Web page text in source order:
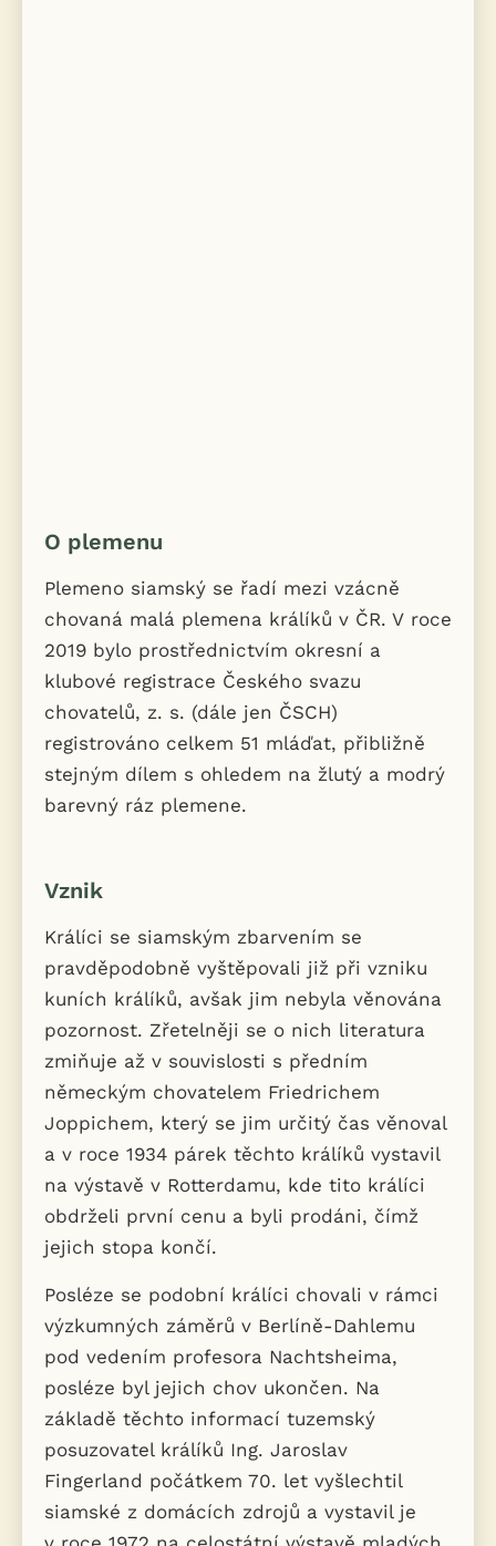
O plemenu
Plemeno siamský se řadí mezi vzácně
chovaná malá plemena králíků v ČR. V roce
2019 bylo prostřednictvím okresní a
klubové registrace Českého svazu
chovatelů, z. s. (dále jen ČSCH)
registrováno celkem 51 mláďat, přibližně
stejným dílem s ohledem na žlutý a modrý
barevný ráz plemene.
Vznik
Králíci se siamským zbarvením se
pravděpodobně vyštěpovali již při vzniku
kuních králíků, avšak jim nebyla věnována
pozornost. Zřetelněji se o nich literatura
zmiňuje až v souvislosti s předním
německým chovatelem Friedrichem
Joppichem, který se jim určitý čas věnoval
a v roce 1934 párek těchto králíků vystavil
na výstavě v Rotterdamu, kde tito králíci
obdrželi první cenu a byli prodáni, čímž
jejich stopa končí.
Posléze se podobní králíci chovali v rámci
výzkumných záměrů v Berlíně-Dahlemu
pod vedením profesora Nachtsheima,
posléze byl jejich chov ukončen. Na
základě těchto informací tuzemský
posuzovatel králíků Ing. Jaroslav
Fingerland počátkem 70. let vyšlechtil
siamské z domácích zdrojů a vystavil je